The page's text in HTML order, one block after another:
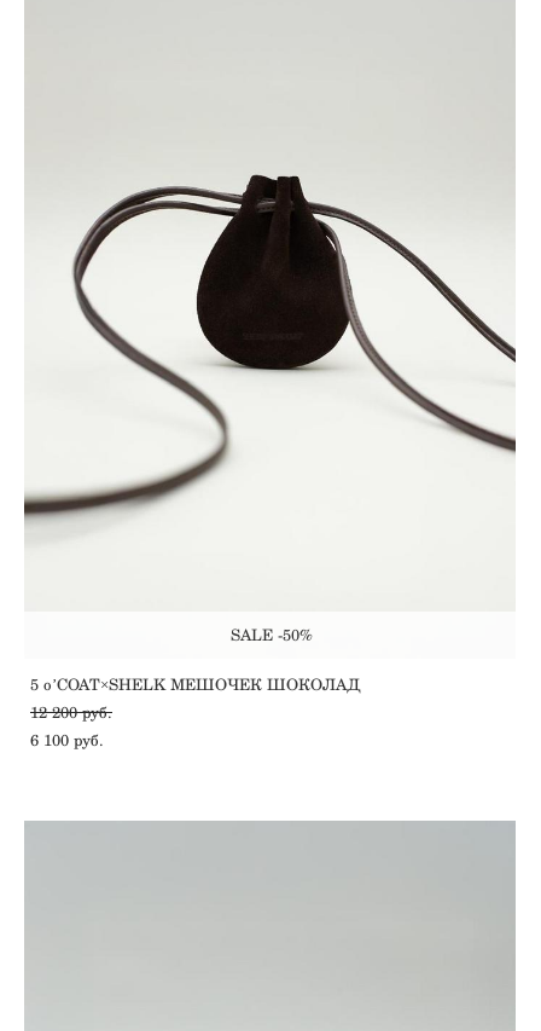
SALE -50%
5 oʼCOAT×SHELK МЕШОЧЕК ШОКОЛАД
12 200 pуб.
6 100 pуб.